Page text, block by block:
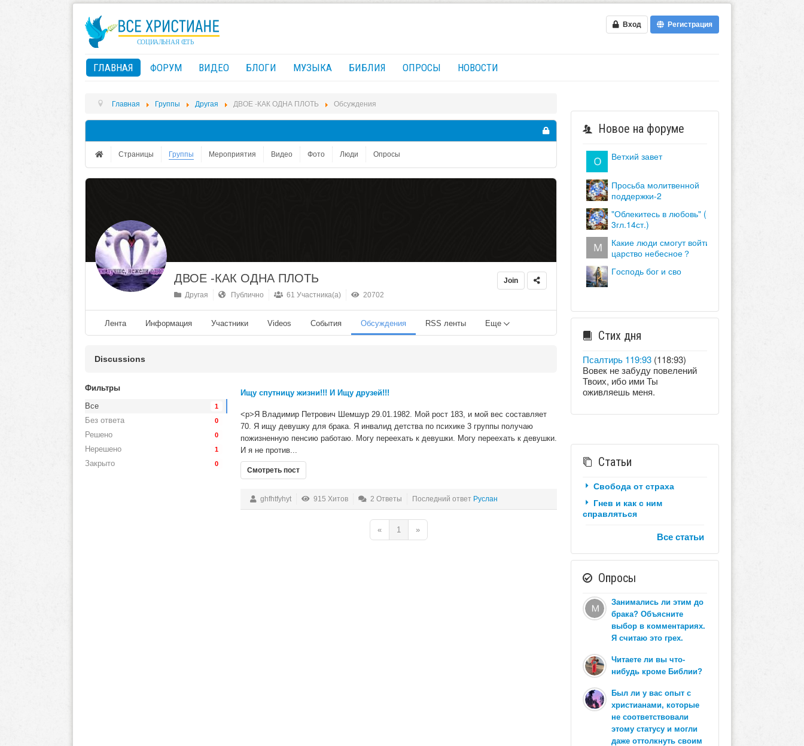
Вход Регистрация
ГЛАВНАЯ ФОРУМ ВИДЕО БЛОГИ МУЗЫКА БИБЛИЯ ОПРОСЫ НОВОСТИ
Главная Группы Другая ДВОЕ -КАК ОДНА ПЛОТЬ Обсуждения
Страницы Группы Мероприятия Видео Фото Люди Опросы
ДВОЕ -КАК ОДНА ПЛОТЬ
Другая Публично 61 Участника(а) 20702
Join
Лента Информация Участники Videos События Обсуждения RSS ленты Еще
Discussions
Фильтры
Все
1
Без ответа 0
Решено 0
Нерешено 1
Закрыто 0
Ищу спутницу жизни!!! И Ищу друзей!!!
<p>Я Владимир Петрович Шемшур 29.01.1982. Мой рост 183, и мой вес составляет
70. Я ищу девушку для брака. Я инвалид детства по психике 3 группы получаю
пожизненную пенсию работаю. Могу переехать к девушки. Могу переехать к девушки.
И я не против...
Смотреть пост
ghfhtfyhyt 915 Хитов 2 Ответы Последний ответ Руслан
« 1 »
Новое на форуме
ветхий завет
просьба молитвенной
поддержки-2
"облекитесь в любовь" (кол.
3гл.14ст.)
какие люди смогут войти в
царство небесное？
господь бог и сво
Стих дня
Псалтирь 119:93(118:93)
Вовек не забуду повелений
Твоих, ибо ими Ты
оживляешь меня.
Статьи
Свобода от страха
Гнев и как с ним
справляться
Все статьи
Опросы
Занимались ли этим до
брака? Объясните
выбор в комментариях.
Я считаю это грех.
Читаете ли вы что-
нибудь кроме Библии?
Был ли у вас опыт с
христианами, которые
не соответствовали
этому статусу и могли
даже оттолкнуть своим